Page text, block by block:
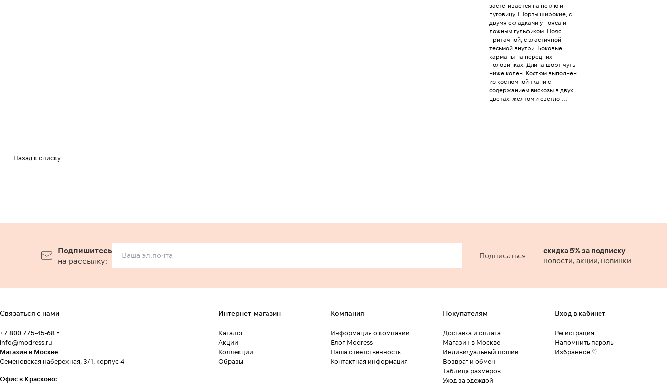
застегивается на петлю и
пуговицу. Шорты широкие, с
двумя складками у пояса и
ложным гульфиком. Пояс
притачной, с эластичной
тесьмой внутри. Боковые
карманы на передних
половинках. Длина шорт чуть
ниже колен. Костюм выполнен
из костюмной ткани с
содержанием вискозы в двух
цветах: желтом и светло-
Назад к списку
Подпишитесь
на рассылку:
Подписаться
скидка 5% за подписку
новости, акции, новинки
Связаться с нами
+7 800 775-45-68
info@modress.ru
Магазин в Москве
Семеновская набережная, 3/1, корпус 4
Офис в Красково:
Интернет-магазин
Каталог
Акции
Коллекции
Образы
Компания
Информация о компании
Блог Modress
Наша ответственность
Контактная информация
Покупателям
Доставка и оплата
Магазин в Москве
Индивидуальный пошив
Возврат и обмен
Таблица размеров
Уход за одеждой
Вход в кабинет
Регистрация
Напомнить пароль
Избранное ♡